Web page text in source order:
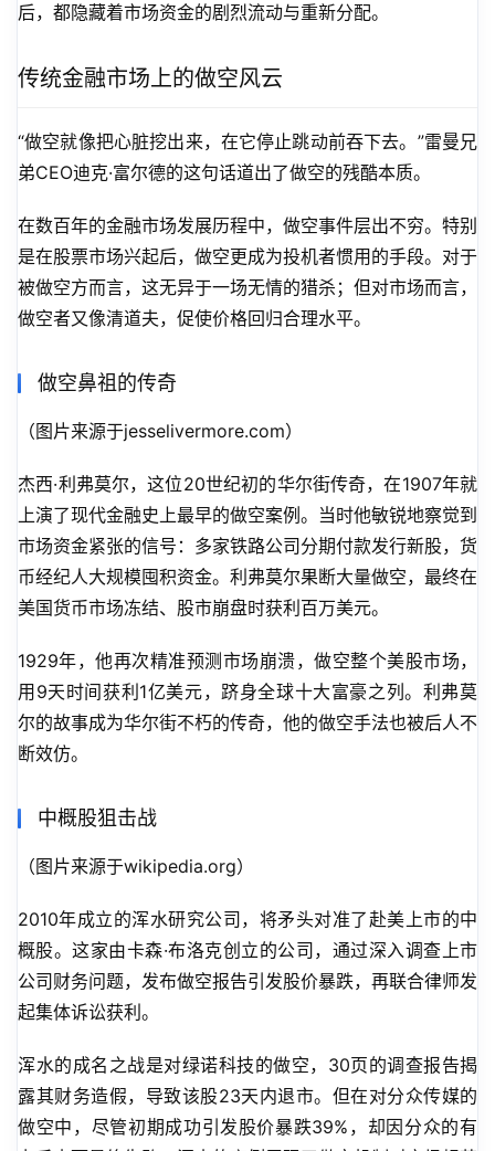
后，都隐藏着市场资金的剧烈流动与重新分配。
传统金融市场上的做空风云
“做空就像把心脏挖出来，在它停止跳动前吞下去。”雷曼兄
弟CEO迪克·富尔德的这句话道出了做空的残酷本质。
在数百年的金融市场发展历程中，做空事件层出不穷。特别
是在股票市场兴起后，做空更成为投机者惯用的手段。对于
被做空方而言，这无异于一场无情的猎杀；但对市场而言，
做空者又像清道夫，促使价格回归合理水平。
做空鼻祖的传奇
（图片来源于jesselivermore.com）
杰西·利弗莫尔，这位20世纪初的华尔街传奇，在1907年就
上演了现代金融史上最早的做空案例。当时他敏锐地察觉到
市场资金紧张的信号：多家铁路公司分期付款发行新股，货
币经纪人大规模囤积资金。利弗莫尔果断大量做空，最终在
美国货币市场冻结、股市崩盘时获利百万美元。
1929年，他再次精准预测市场崩溃，做空整个美股市场，
用9天时间获利1亿美元，跻身全球十大富豪之列。利弗莫
尔的故事成为华尔街不朽的传奇，他的做空手法也被后人不
断效仿。
中概股狙击战
（图片来源于wikipedia.org）
2010年成立的浑水研究公司，将矛头对准了赴美上市的中
概股。这家由卡森·布洛克创立的公司，通过深入调查上市
公司财务问题，发布做空报告引发股价暴跌，再联合律师发
起集体诉讼获利。
浑水的成名之战是对绿诺科技的做空，30页的调查报告揭
露其财务造假，导致该股23天内退市。但在对分众传媒的
做空中，尽管初期成功引发股价暴跌39%，却因分众的有